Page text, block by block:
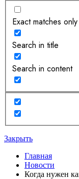
Exact matches only
Search in title
Search in content
Закрыть
Главная
Новости
Когда нужен